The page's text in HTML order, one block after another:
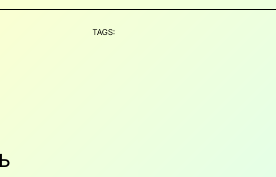
TAGS: